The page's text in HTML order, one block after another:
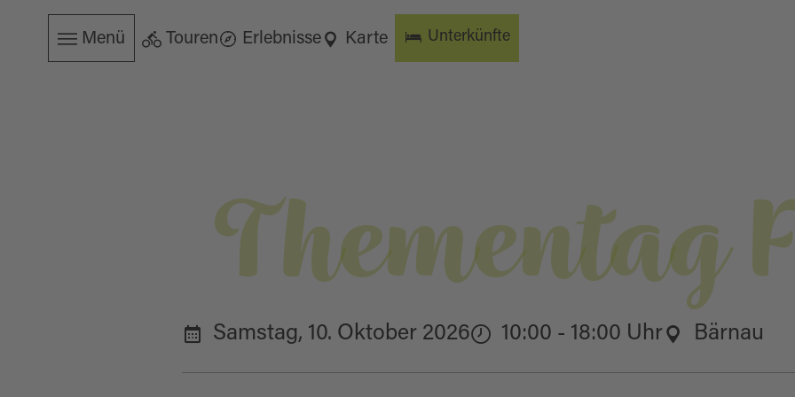
Menü Touren Erlebnisse Karte Unterkünfte
Thementag
Samstag, 10. Oktober 2026 10:00 - 18:00 Uhr Bärnau